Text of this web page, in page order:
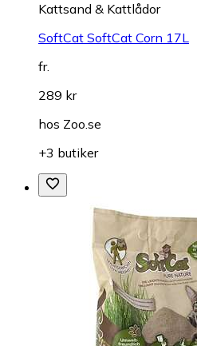
Kattsand & Kattlådor
SoftCat SoftCat Corn 17L
fr.
289 kr
hos Zoo.se
+3 butiker